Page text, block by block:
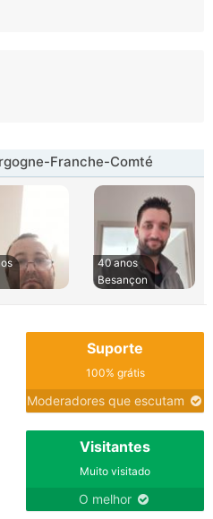
Franche-Comté
40 anos
Besançon
Suporte
100% grátis
Moderadores que escutam
Visitantes
Muito visitado
O melhor